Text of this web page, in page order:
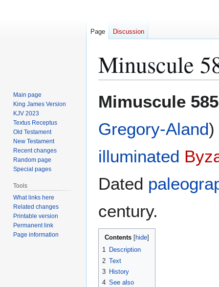
Minuscule
toto
Mimuscule 585
Gregory-Aland)
illuminated
Dated
century.
Contents
1 Description
2 Text
3 History
4 See also
Page Discussion
Main page
King James Version
KJV 2023
Textus Receptus
Old Testament
New Testament
Recent changes
Random page
Special pages
Tools
What links here
Related changes
Printable version
Permanent link
Page information